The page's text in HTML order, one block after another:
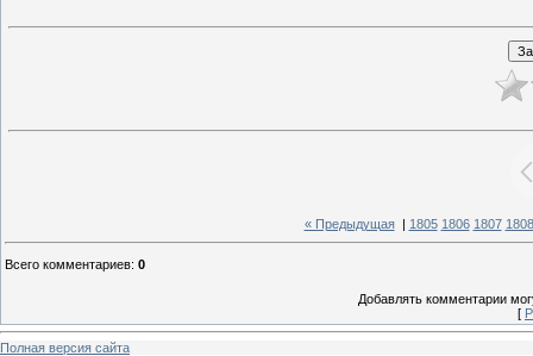
« Предыдущая| 1805 1806 1807 1808
Всего комментариев: 0
Добавлять комментарии
[
Полная версия сайта